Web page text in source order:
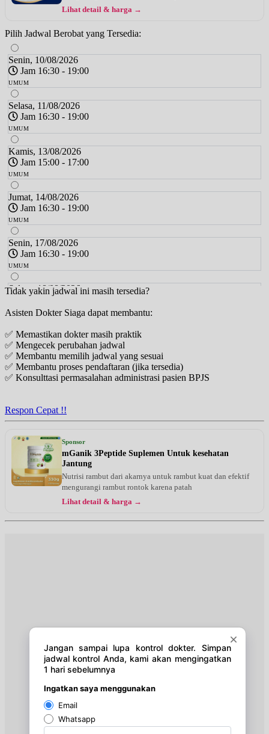
Lihat detail & harga →
Pilih Jadwal Berobat yang Tersedia:
Senin, 10/08/2026
Jam 16:30 - 19:00
UMUM
Selasa, 11/08/2026
Jam 16:30 - 19:00
UMUM
Kamis, 13/08/2026
Jam 15:00 - 17:00
UMUM
Jumat, 14/08/2026
Jam 16:30 - 19:00
UMUM
Senin, 17/08/2026
Jam 16:30 - 19:00
UMUM
Selasa, 18/08/2026
Jam 16:30 - 19:00
UMUM
Kamis, 20/08/2026
Jam 15:00 - 17:00
UMUM
Jumat, 21/08/2026
Jam 16:30 - 19:00
UMUM
Selasa, 25/08/2026
Jam 16:30 - 19:00
Selasa, 01/09/2026
Jam 16:30 - 19:00
Kamis, 03/09/2026
Jam 15:00 - 17:00
Tidak yakin jadwal ini masih tersedia?
Asisten Dokter Siaga dapat membantu:
✅ Memastikan dokter masih praktik
✅ Mengecek perubahan jadwal
✅ Membantu memilih jadwal yang sesuai
✅ Membantu proses pendaftaran (jika tersedia)
✅ Konsulttasi permasalahan administrasi pasien BPJS
Respon Cepat !!
Sponsor
mGanik 3Peptide Suplemen Untuk kesehatan
Jantung
Nutrisi rambut dari akarnya untuk rambut kuat dan efektif
mengurangi rambut rontok karena patah
Lihat detail & harga →